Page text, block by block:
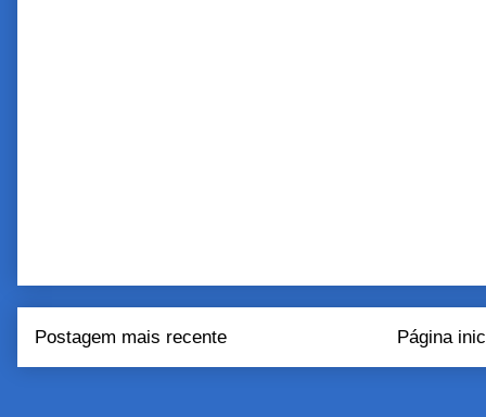
Postagem mais recente Página